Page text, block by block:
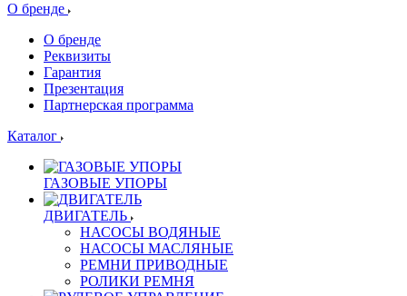
О бренде
О бренде
Реквизиты
Гарантия
Презентация
Партнерская программа
Каталог
ГАЗОВЫЕ УПОРЫ
ДВИГАТЕЛЬ
НАСОСЫ ВОДЯНЫЕ
НАСОСЫ МАСЛЯНЫЕ
РЕМНИ ПРИВОДНЫЕ
РОЛИКИ РЕМНЯ